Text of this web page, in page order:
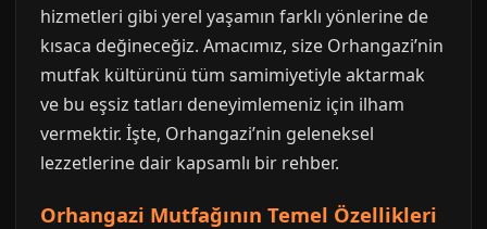
hizmetleri gibi yerel yaşamın farklı yönlerine de
kısaca değineceğiz. Amacımız, size Orhangazi’nin
mutfak kültürünü tüm samimiyetiyle aktarmak
ve bu eşsiz tatları deneyimlemeniz için ilham
vermektir. İşte, Orhangazi’nin geleneksel
lezzetlerine dair kapsamlı bir rehber.
Orhangazi Mutfağının Temel Özellikleri